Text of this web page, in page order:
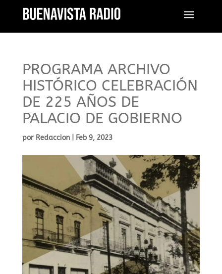
PROGRAMA ARCHIVO
HISTÓRICO CELEBRACIÓN
DE 225 AÑOS DE
PALACIO DE GOBIERNO
por Redaccion| Feb 9, 2023